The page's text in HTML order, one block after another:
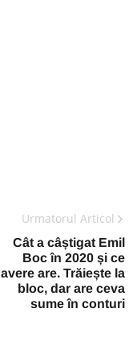
Urmatorul Articol
Cât a câștigat Emil
Boc în 2020 și ce
avere are. Trăiește la
bloc, dar are ceva
sume în conturi